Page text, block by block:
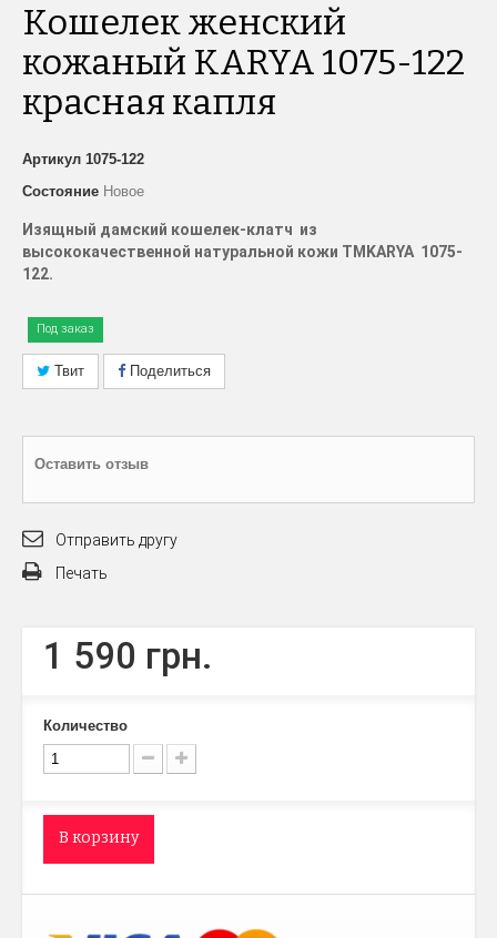
Кошелек женский
кожаный KARYA 1075-122
красная капля
Артикул 1075-122
Состояние Новое
Изящный дамский кошелек-клатч из
высококачественной натуральной кожи TM KARYA 1075-
122.
Под заказ
Твит Поделиться
Оставить отзыв
Отправить другу
Печать
1 590 грн.
Количество
В корзину